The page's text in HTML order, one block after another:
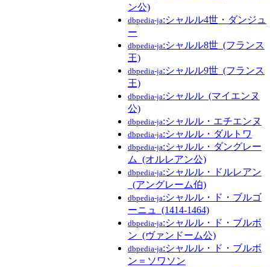
ン公)
dbpedia-ja:シャルル4世・ダンジュ
ー
dbpedia-ja:シャルル8世_(フランス
王)
dbpedia-ja:シャルル9世_(フランス
王)
dbpedia-ja:シャルル_(マイエンヌ
公)
dbpedia-ja:シャルル・エチエンヌ
dbpedia-ja:シャルル・ダルトワ
dbpedia-ja:シャルル・ダングレー
ム_(オルレアン公)
dbpedia-ja:シャルル・ドルレアン
_(アングレーム伯)
dbpedia-ja:シャルル・ド・ブルゴ
ーニュ_(1414-1464)
dbpedia-ja:シャルル・ド・ブルボ
ン_(ヴァンドーム公)
dbpedia-ja:シャルル・ド・ブルボ
ン＝ソワソン